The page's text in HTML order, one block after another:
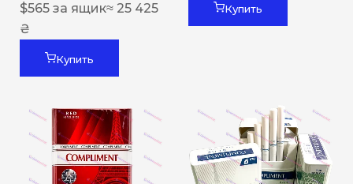
$565 за ящик≈ 25 425
₴
Купить
Купить